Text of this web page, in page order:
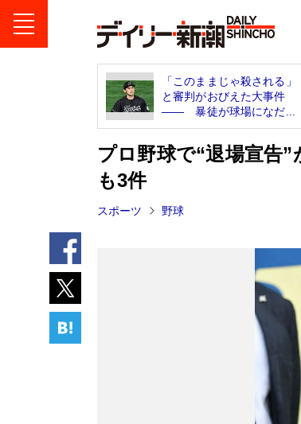
「このままじゃ殺される」
と審判がおびえた大事件
―― 暴徒が球場になだ...
プロ野球で“退場宣告
も3件
スポーツ 野球